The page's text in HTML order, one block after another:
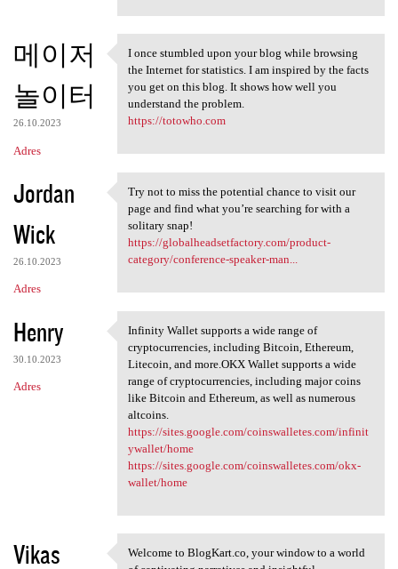
메이저
놀이터
26.10.2023
Adres
I once stumbled upon your
I once stumbled upon your blog while browsing
the Internet for statistics. I am inspired by the facts
you get on this blog. It shows how well you
understand the problem.
https://totowho.com
Jordan
Wick
26.10.2023
Adres
Try not to miss the potential
Try not to miss the potential chance to visit our
page and find what you’re searching for with a
solitary snap!
https://globalheadsetfactory.com/product-
category/conference-speaker-man...
Henry
30.10.2023
Adres
Infinity Wallet supports a
Infinity Wallet supports a wide range of
cryptocurrencies, including Bitcoin, Ethereum,
Litecoin, and more.OKX Wallet supports a wide
range of cryptocurrencies, including major coins
like Bitcoin and Ethereum, as well as numerous
altcoins.
https://sites.google.com/coinswalletes.com/infinit
ywallet/home
https://sites.google.com/coinswalletes.com/okx-
wallet/home
Vikas
Welcome to BlogKart.co, your window to a world